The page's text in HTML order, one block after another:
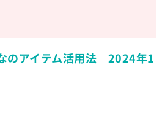
のアイテム活用法 2024年1